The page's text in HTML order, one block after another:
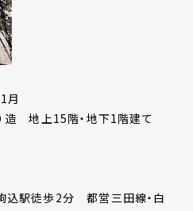
月
）造 地上15階・地下1階建て
込駅徒歩2分 都営三田線・白